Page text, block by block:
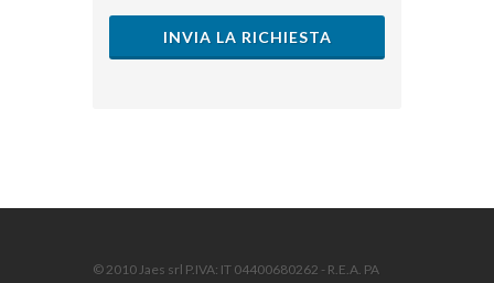
INVIA LA RICHIESTA
© 2010 Jaes srl P.IVA: IT 04400680262 - R.E.A. PA